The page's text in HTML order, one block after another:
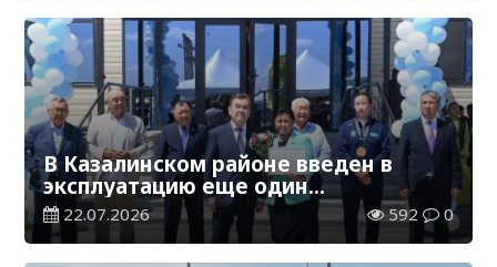
В Казалинском районе введен в
эксплуатацию еще один
физкультурно-оздоровительный
комплекс
22.07.2026 592 0